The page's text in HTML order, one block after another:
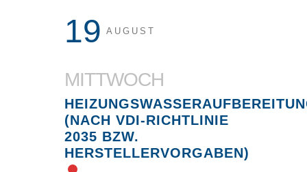
19 AUGUST
MITTWOCH
(NACH VDI-RICHTLINIE
2035 BZW.
HERSTELLERVORGABEN)